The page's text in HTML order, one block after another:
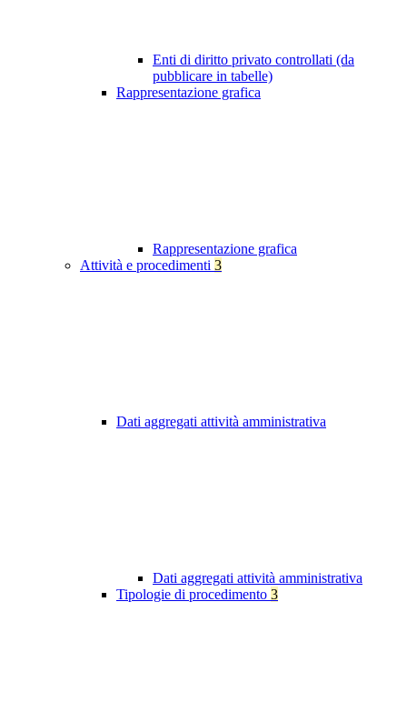
Enti di diritto privato controllati (da
pubblicare in tabelle)
Rappresentazione grafica
Rappresentazione grafica
Attività e procedimenti 3
Dati aggregati attività amministrativa
Dati aggregati attività amministrativa
Tipologie di procedimento 3